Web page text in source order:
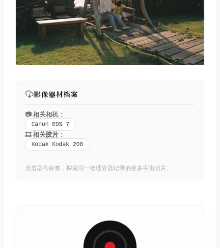
影像器材档案
📷 相关相机：
Canon EOS 7
🎞️ 相关胶片 ：
Kodak Kodak 200
点击型号标签，探索同一物理容器记录的更多宇宙切片。